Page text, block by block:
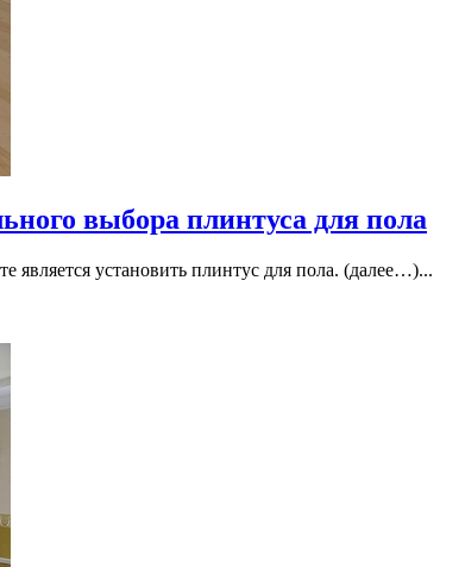
выбора плинтуса для пола
является установить плинтус для пола. (далее…)...